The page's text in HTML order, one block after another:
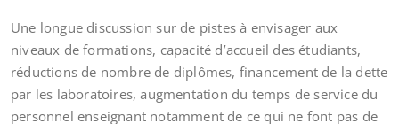
Une longue discussion sur de pistes à envisager aux
niveaux de formations, capacité d’accueil des étudiants,
réductions de nombre de diplômes, financement de la dette
par les laboratoires, augmentation du temps de service du
personnel enseignant notamment de ce qui ne font pas de